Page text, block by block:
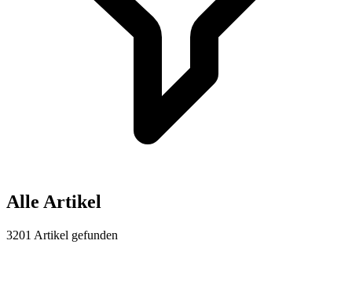
Alle Artikel
3201 Artikel gefunden